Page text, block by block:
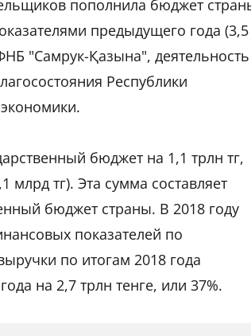
пополнила бюджет
предыдущего года (3,5
"Самрук-Қазына", деятельность
Республики
бюджет на 1,1 трлн тг,
тг). Эта сумма составляет
бюджет страны. В 2018 году
показателей по
по итогам 2018 года
на 2,7 трлн тенге, или 37%.